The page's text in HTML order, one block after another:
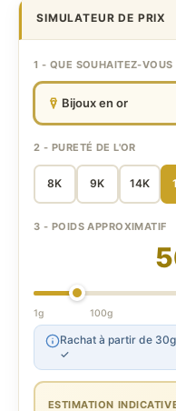
SIMULATEUR DE PRIX
1 - QUE SOUHAITEZ-VOUS
Bijoux en or
2 - PURETÉ DE L'OR
8K 9K 14K
3 - POIDS APPROXIMATIF
1g 100g
Rachat à partir de
✓
ESTIMATION